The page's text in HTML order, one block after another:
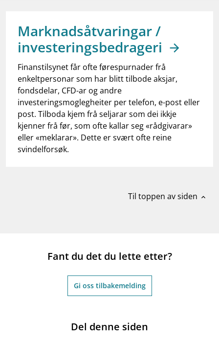
dashboardInformasjon for investorer
notifications_noneAbonner på nyhetsvarsel
Marknadsåtvaringar /
investeringsbedrageri
Finanstilsynet får ofte førespurnader frå
enkeltpersonar som har blitt tilbode aksjar,
fondsdelar, CFD-ar og andre
investeringsmoglegheiter per telefon, e-post eller
post. Tilboda kjem frå seljarar som dei ikkje
kjenner frå før, som ofte kallar seg «rådgivarar»
eller «meklarar». Dette er svært ofte reine
svindelforsøk.
Til toppen av siden expand_less
Fant du det du lette etter?
Gi oss tilbakemelding
Del denne siden